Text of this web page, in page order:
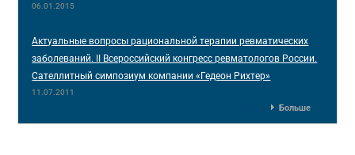
06.01.2015
Актуальные вопросы рациональной терапии ревматических
заболеваний. II Всероссийский конгресс ревматологов России.
Сателлитный симпозиум компании «Гедеон Рихтер»
11.07.2011
Больше